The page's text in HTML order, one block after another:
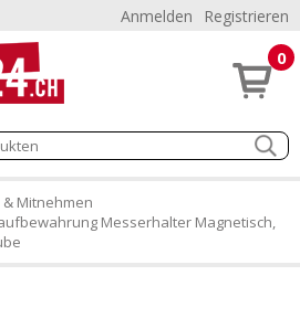
Anmelden Registrieren
0
Mitnehmen
Messerhalter Magnetisch,